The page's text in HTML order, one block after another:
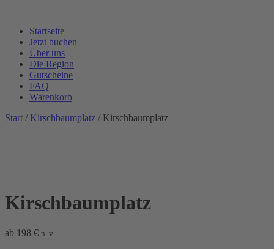
Startseite
Jetzt buchen
Über uns
Die Region
Gutscheine
FAQ
Warenkorb
Start / Kirschbaumplatz / Kirschbaumplatz
Kirschbaumplatz
ab 198 € n. v.